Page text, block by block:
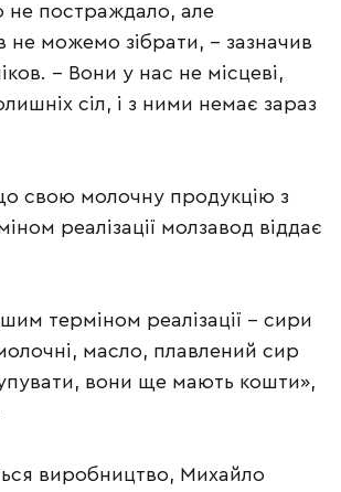
не постраждало, але
не можемо зібрати, – зазначив
– Вони у нас не місцеві,
сіл, і з ними немає зараз
свою молочну продукцію з
реалізації молзавод віддає
терміном реалізації – сири
масло, плавлений сир
вони ще мають кошти»,
виробництво, Михайло